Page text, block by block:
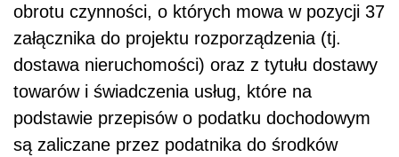
obrotu czynności, o których mowa w pozycji 37
załącznika do projektu rozporządzenia (tj.
dostawa nieruchomości) oraz z tytułu dostawy
towarów i świadczenia usług, które na
podstawie przepisów o podatku dochodowym
są zaliczane przez podatnika do środków